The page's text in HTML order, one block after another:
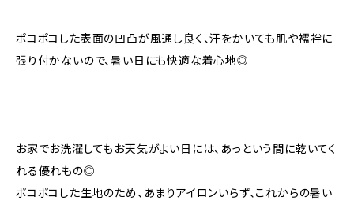
ポコポコした表面の凹凸が風通し良く、汗をかいても肌や襦袢に
張り付かないので、暑い日にも快適な着心地◎
お家でお洗濯してもお天気がよい日には、あっという間に乾いてく
れる優れもの◎
ポコポコした生地のため、あまりアイロンいらず、これからの暑い